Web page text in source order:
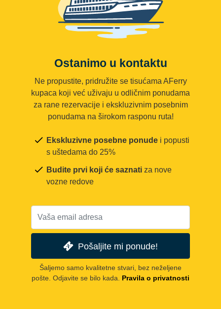
Ostanimo u kontaktu
Ne propustite, pridružite se tisućama AFerry
kupaca koji već uživaju u odličnim ponudama
za rane rezervacije i ekskluzivnim posebnim
ponudama na širokom rasponu ruta!
Ekskluzivne posebne ponude i popusti
s uštedama do 25%
Budite prvi koji će saznati za nove
vozne redove
Pošaljite mi ponude!
Šaljemo samo kvalitetne stvari, bez neželjene
pošte. Odjavite se bilo kada.
Pravila o privatnosti